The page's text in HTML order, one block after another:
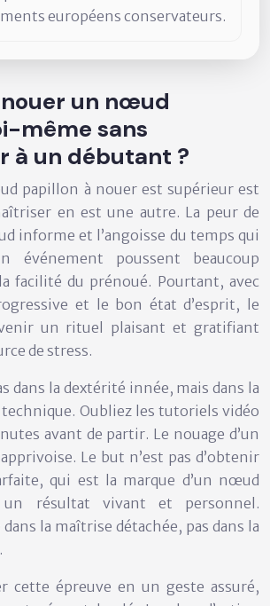
européens conservateurs.
un nœud
même sans
à un débutant ?
papillon à nouer est supérieur est
en est une autre. La peur de
informe et l’angoisse du temps qui
événement poussent beaucoup
facilité du prénoué. Pourtant, avec
et le bon état d’esprit, le
un rituel plaisant et gratifiant
de stress.
dans la dextérité innée, mais dans la
Oubliez les tutoriels vidéo
avant de partir. Le nouage d’un
Le but n’est pas d’obtenir
qui est la marque d’un nœud
un résultat vivant et personnel.
dans la maîtrise détachée, pas dans la
cette épreuve en un geste assuré,